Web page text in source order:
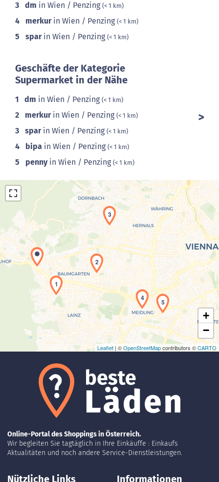
3 dm in Wien / Penzing (< 1 km)
4 merkurin Wien / Penzing (< 1 km)
5 sparin Wien / Penzing (< 1 km)
Geschäfte der Kategorie
Supermarket in der Nähe
1 dm in Wien / Penzing (< 1 km)
2 merkurin Wien / Penzing (< 1 km)
3 sparin Wien / Penzing (< 1 km)
4 bipa in Wien / Penzing (< 1 km)
5 pennyin Wien / Penzing (< 1 km)
Laden der Karte...
1
2
3
4 5
+
−
Leaflet | ©OpenStreetMapcontributors ©CARTO
Online-Portal des Shoppings in Österreich.
Wir begleiten Sie tagtäglich in Ihre Einkäuffe : Einkaufs
Aktualitäten und noch andere Service-Dienstleistungen.
Nützliche Links Informationen